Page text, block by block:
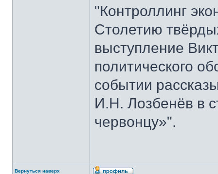
"Контроллинг
Столетию
выступление
политического
событии
И.Н. Лозбенёв в
червонцу»".
Вернуться наверх